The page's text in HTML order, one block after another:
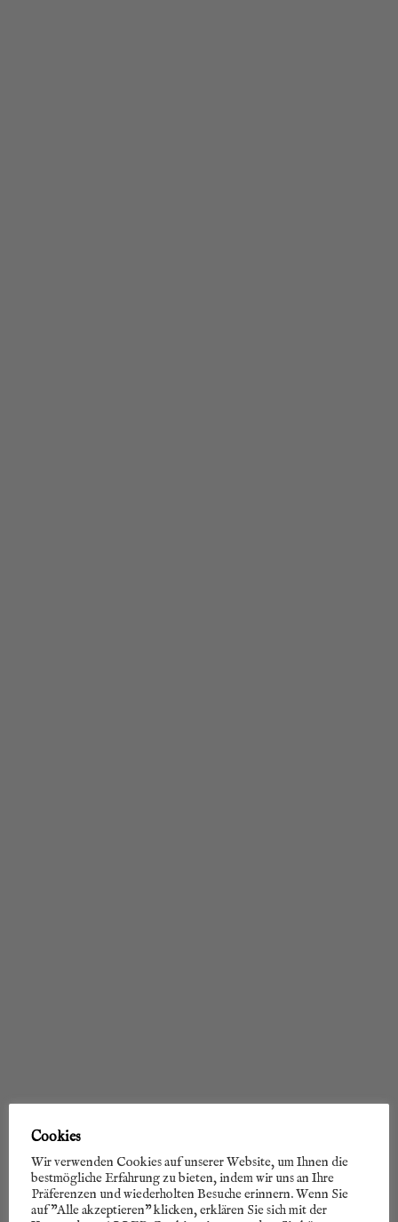
Cookies
Wir verwenden Cookies auf unserer Website, um Ihnen die
bestmögliche Erfahrung zu bieten, indem wir uns an Ihre
Präferenzen und wiederholten Besuche erinnern. Wenn Sie
auf "Alle akzeptieren" klicken, erklären Sie sich mit der